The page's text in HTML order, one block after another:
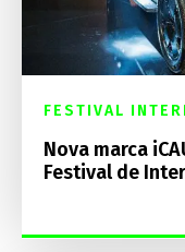
FESTIVAL
Nova marca
Festival de